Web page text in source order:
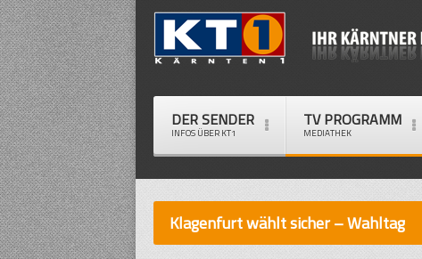
DER SENDER
INFOS ÜBER KT1
TV PROGRAMM
MEDIATHEK
Klagenfurt wählt sicher – Wahltag